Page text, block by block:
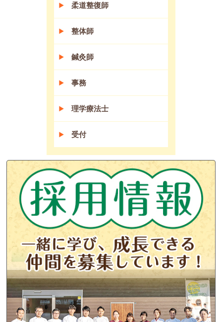
柔道整復師
整体師
鍼灸師
事務
理学療法士
受付